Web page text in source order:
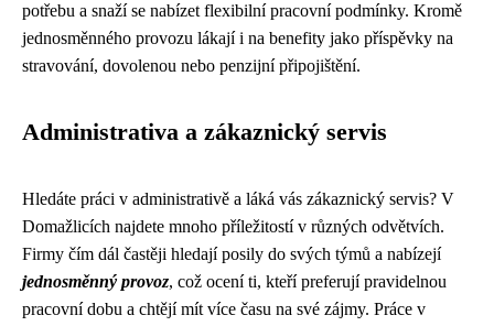
potřebu a snaží se nabízet flexibilní pracovní podmínky. Kromě
jednosměnného provozu lákají i na benefity jako příspěvky na
stravování, dovolenou nebo penzijní připojištění.
Administrativa a zákaznický servis
Hledáte práci v administrativě a láká vás zákaznický servis? V
Domažlicích najdete mnoho příležitostí v různých odvětvích.
Firmy čím dál častěji hledají posily do svých týmů a nabízejí
jednosměnný provoz, což ocení ti, kteří preferují pravidelnou
pracovní dobu a chtějí mít více času na své zájmy. Práce v